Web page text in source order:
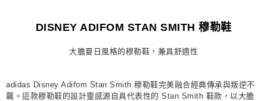
付款後門市自取
每筆NT$80，滿NT$1,500(含以上)免運費
DISNEY ADIFOM STAN SMITH 穆勒鞋
大膽夏日風格的穆勒鞋，兼具舒適性
adidas Disney Adifom Stan Smith 穆勒鞋完美融合經典傳承與叛逆不
羈。這款穆勒鞋的設計靈感源自具代表性的 Stan Smith 鞋款，以大膽